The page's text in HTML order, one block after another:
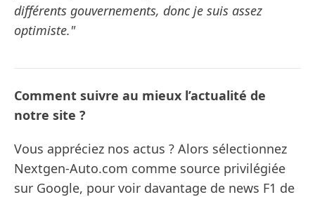
différents gouvernements, donc je suis assez
optimiste."
Comment suivre au mieux l’actualité de
notre site ?
Vous appréciez nos actus ? Alors sélectionnez
Nextgen-Auto.com comme source privilégiée
sur Google, pour voir davantage de news F1 de